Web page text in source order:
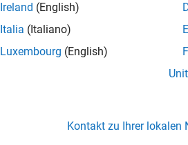
Ireland (English)
Italia (Italiano)
Luxembourg (English)
Kontakt zu Ihrer lokalen